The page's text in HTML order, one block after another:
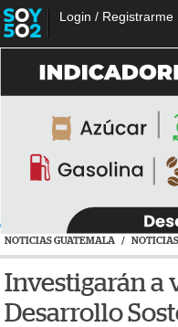
Login / Registrarme
NOTICIAS GUATEMALA / NOTICIAS
Investigarán a
Desarrollo